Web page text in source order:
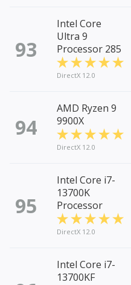
93
Intel Core
Ultra 9
Processor 285
DirectX 12.0
94
AMD Ryzen 9
9900X
DirectX 12.0
95
Intel Core i7-
13700K
Processor
DirectX 12.0
Intel Core i7-
13700KF